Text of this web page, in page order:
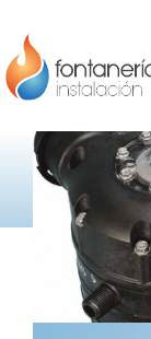
contenido